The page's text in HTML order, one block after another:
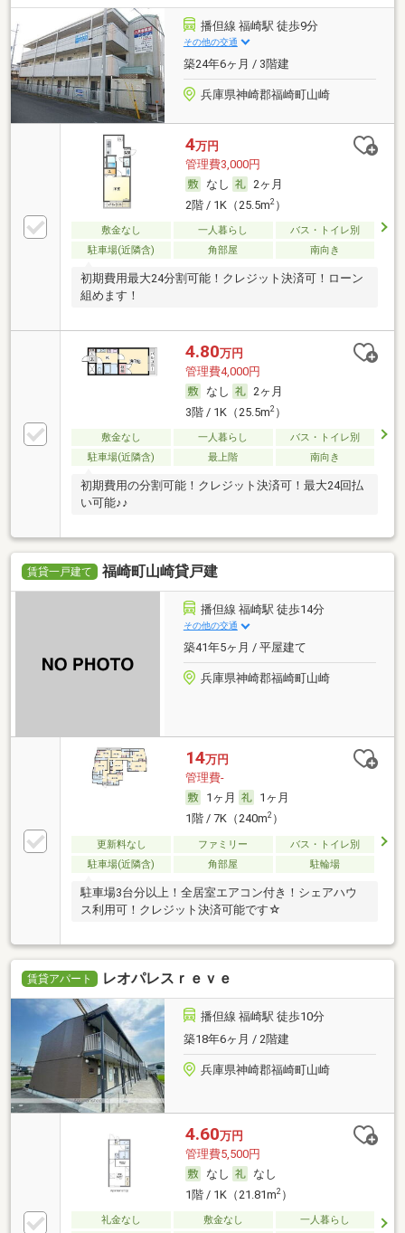
播但線 福崎駅 徒歩9分
その他の交通
築24年6ヶ月 / 3階建
兵庫県神崎郡福崎町山崎
4万円
管理費3,000円
なし
2ヶ月
2階 / 1K（25.5m2）
敷金なし 一人暮らし
バス・トイレ別
駐車場(近隣含)
角部屋 南向き
初期費用最大24分割可能！クレジット決済可！ローン
組めます！
4.80万円
管理費4,000円
なし
2ヶ月
3階 / 1K（25.5m2）
敷金なし 一人暮らし
バス・トイレ別
駐車場(近隣含)
最上階 南向き
初期費用の分割可能！クレジット決済可！最大24回払
い可能♪♪
賃貸一戸建て 福崎町山崎貸戸建
播但線 福崎駅 徒歩14分
その他の交通
築41年5ヶ月 / 平屋建て
兵庫県神崎郡福崎町山崎
14万円
管理費-
1ヶ月
1ヶ月
1階 / 7K（240m2）
更新料なし ファミリー
バス・トイレ別
駐車場(近隣含)
角部屋 駐輪場
駐車場3台分以上！全居室エアコン付き！シェアハウ
ス利用可！クレジット決済可能です☆
賃貸アパート レオパレスｒｅｖｅ
播但線 福崎駅 徒歩10分
築18年6ヶ月 / 2階建
兵庫県神崎郡福崎町山崎
4.60万円
管理費5,500円
なし
なし
1階 / 1K（21.81m2）
礼金なし 敷金なし 一人暮らし